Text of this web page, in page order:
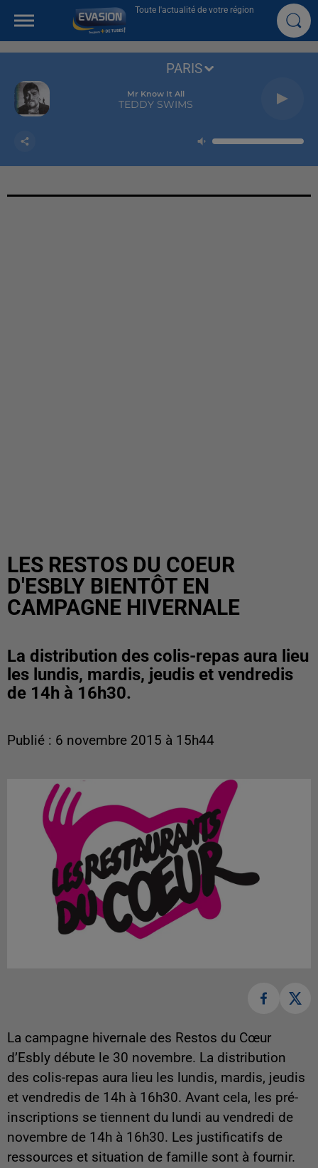
Toute l'actualité de votre région
Mr Know It All
TEDDY SWIMS
PARIS
LES RESTOS DU COEUR
D'ESBLY BIENTÔT EN
CAMPAGNE HIVERNALE
La distribution des colis-repas aura lieu
les lundis, mardis, jeudis et vendredis
de 14h à 16h30.
Publié : 6 novembre 2015 à 15h44
La campagne hivernale des Restos du Cœur
d’Esbly débute le 30 novembre. La distribution
des colis-repas aura lieu les lundis, mardis, jeudis
et vendredis de 14h à 16h30. Avant cela, les pré-
inscriptions se tiennent du lundi au vendredi de
novembre de 14h à 16h30. Les justificatifs de
ressources et situation de famille sont à fournir.